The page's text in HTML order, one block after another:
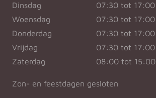
Dinsdag
07:30 tot 17:00
Woensdag
07:30 tot 17:00
Donderdag
07:30 tot 17:00
Vrijdag
07:30 tot 17:00
Zaterdag
08:00 tot 15:00
Zon- en feestdagen gesloten